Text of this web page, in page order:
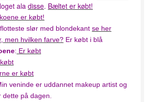
ala disse. Bæltet er købt!
er købt!
slør med blondekant se her
men hvilken farve? Er købt i blå
: Er købt
er købt
veninde er uddannet makeup artist og
på dagen.